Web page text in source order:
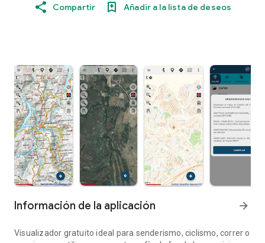
Compartir Añadir a la lista de deseos
Información de la aplicación arrow_forward
Visualizador gratuito ideal para senderismo, ciclismo, correr o